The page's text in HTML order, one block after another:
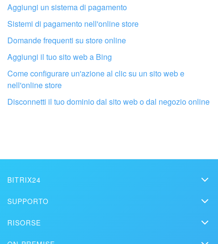
Fai configurare il tuo Bitrix24 a un
professionista locale
Aggiungi un sistema di pagamento
Sistemi di pagamento nell'online store
Domande frequenti su store online
Aggiungi il tuo sito web a Bing
Come configurare un'azione al clic su un sito web e
nell'online store
Disconnetti il ​​tuo dominio dal sito web o dal negozio online
BITRIX24
Media kit
Contatti
SUPPORTO
RISORSE